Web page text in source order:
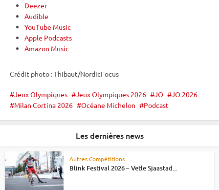
Deezer
Audible
YouTube Music
Apple Podcasts
Amazon Music
Crédit photo : Thibaut/NordicFocus
Jeux Olympiques Jeux Olympiques 2026 JO
JO 2026
Milan Cortina 2026
Océane Michelon Podcast
Les dernières news
Autres Compétitions
Blink Festival 2026 – Vetle Sjaastad...